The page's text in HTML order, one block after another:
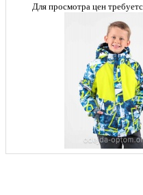
Для просмотра цен